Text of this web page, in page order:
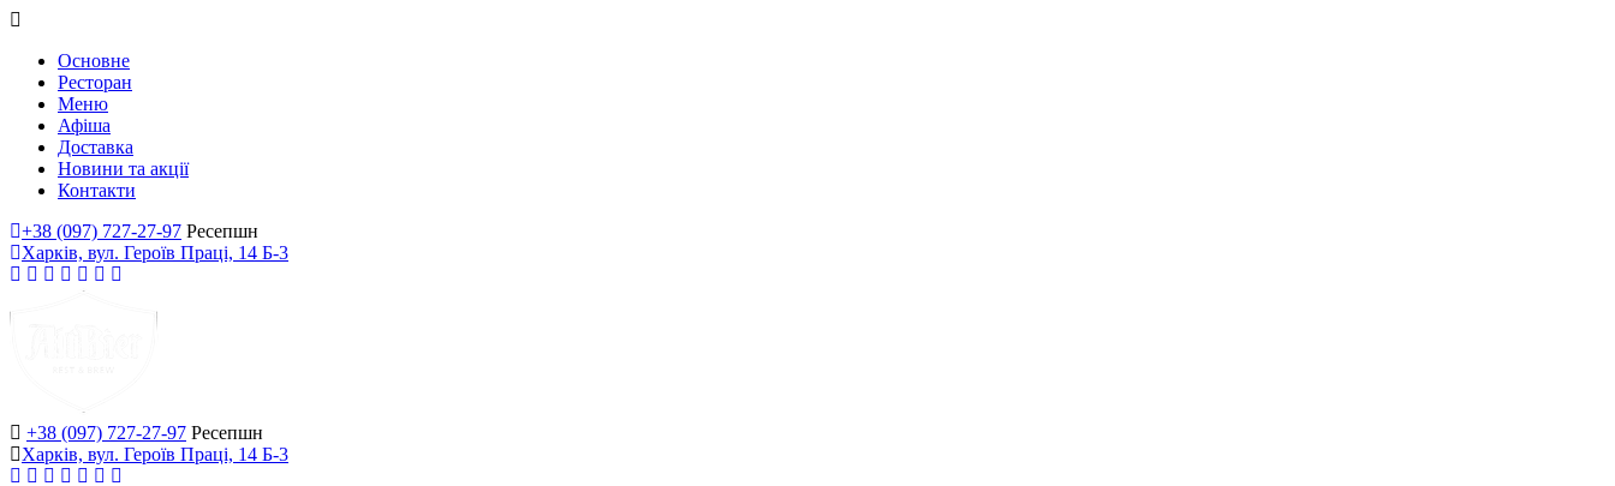
Основне
Ресторан
Меню
Афіша
Доставка
Новини та акції
Контакти
+38 (097) 727-27-97 Ресепшн
Харків, вул. Героїв Праці, 14 Б-3
+38 (097) 727-27-97 Ресепшн
Харків, вул. Героїв Праці, 14 Б-3